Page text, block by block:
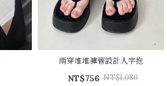
兩穿堆堆褲管設計人字拖
NT$756 NT$1,080